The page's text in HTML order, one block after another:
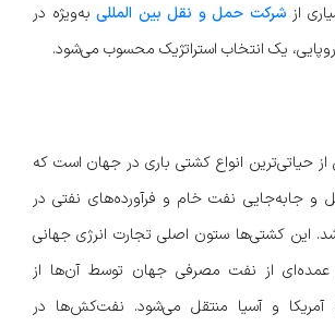
از شرکت حمل و نقل بین المللیبه‌ویژه در
یک انتخاب استراتژیک محسوب می‌شود.
حیاتی‌ترین انواع کشتی باری در جهان است که
جابه‌جایی نفت خام و فرآورده‌های نفتی در
این کشتی‌ها ستون اصلی تجارت انرژی جهانی
از نفت مصرفی جهان توسط آن‌ها از
آمریکا و آسیا منتقل می‌شود. نفت‌کش‌ها در